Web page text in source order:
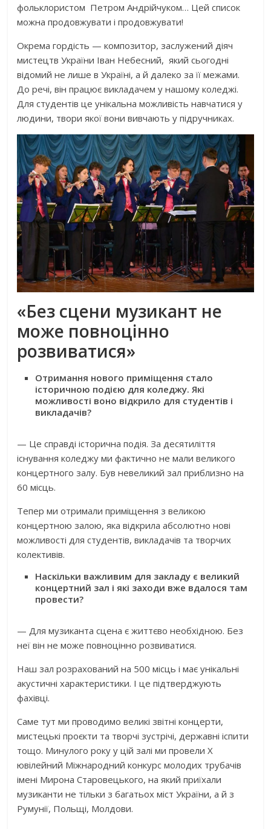
фольклористом Петром Андрійчуком… Цей список
можна продовжувати і продовжувати!
Окрема гордість — композитор, заслужений діяч
мистецтв України Іван Небесний, який сьогодні
відомий не лише в Україні, а й далеко за її межами.
До речі, він працює викладачем у нашому коледжі.
Для студентів це унікальна можливість навчатися у
людини, твори якої вони вивчають у підручниках.
«Без сцени музикант не
може повноцінно
розвиватися»
Отримання нового приміщення стало
історичною подією для коледжу. Які
можливості воно відкрило для студентів і
викладачів?
— Це справді історична подія. За десятиліття
існування коледжу ми фактично не мали великого
концертного залу. Був невеликий зал приблизно на
60 місць.
Тепер ми отримали приміщення з великою
концертною залою, яка відкрила абсолютно нові
можливості для студентів, викладачів та творчих
колективів.
Наскільки важливим для закладу є великий
концертний зал і які заходи вже вдалося там
провести?
— Для музиканта сцена є життєво необхідною. Без
неї він не може повноцінно розвиватися.
Наш зал розрахований на 500 місць і має унікальні
акустичні характеристики. І це підтверджують
фахівці.
Саме тут ми проводимо великі звітні концерти,
мистецькі проєкти та творчі зустрічі, державні іспити
тощо. Минулого року у цій залі ми провели Х
ювілейний Міжнародний конкурс молодих трубачів
імені Мирона Старовецького, на який приїхали
музиканти не тільки з багатьох міст України, а й з
Румунії, Польщі, Молдови.